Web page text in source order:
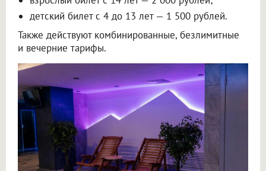
детский билет с 4 до 13 лет — 1 500 рублей.
Также действуют комбинированные, безлимитные
и вечерние тарифы.